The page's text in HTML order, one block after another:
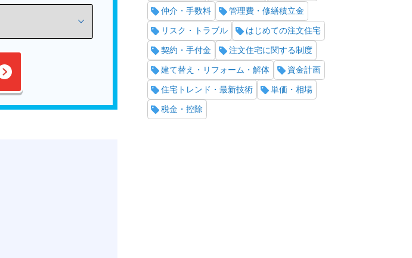
仲介・手数料 管理費・修繕積立金
リスク・トラブル はじめての注文住宅
契約・手付金 注文住宅に関する制度
建て替え・リフォーム・解体 資金計画
住宅トレンド・最新技術 単価・相場
税金・控除